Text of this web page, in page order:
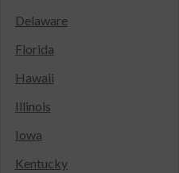
Delaware
Florida
Hawaii
Illinois
Iowa
Kentucky